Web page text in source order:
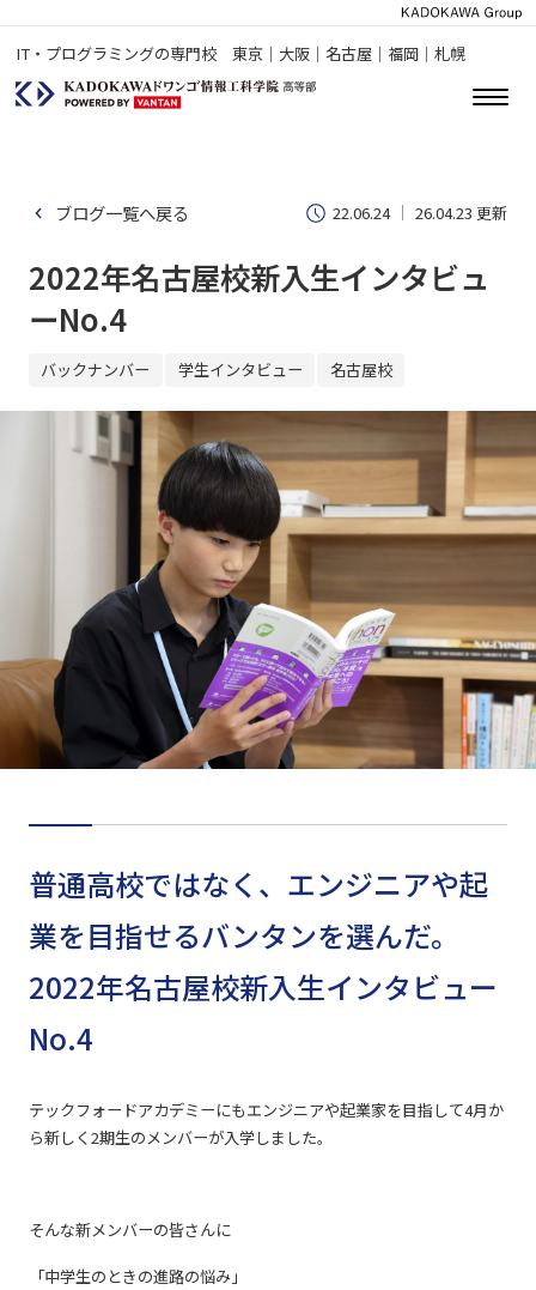
IT・プログラミングの専門校 東京｜大阪｜名古屋｜福岡｜札幌
ブログ一覧へ戻る 22.06.24 26.04.23 更新
2022年名古屋校新入生インタビュ
ーNo.4
バックナンバー 学生インタビュー 名古屋校
普通高校ではなく、エンジニアや起
業を目指せるバンタンを選んだ。
2022年名古屋校新入生インタビュー
No.4
テックフォードアカデミーにもエンジニアや起業家を目指して4月か
ら新しく2期生のメンバーが入学しました。
そんな新メンバーの皆さんに
「中学生のときの進路の悩み」